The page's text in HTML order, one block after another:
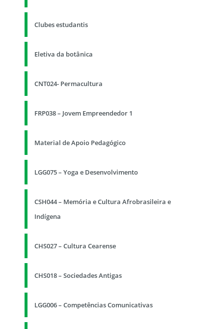
Clubes estudantis
Eletiva da botânica
CNT024- Permacultura
FRP038 – Jovem Empreendedor 1
Material de Apoio Pedagógico
LGG075 – Yoga e Desenvolvimento
CSH044 – Memória e Cultura Afrobrasileira e
Indígena
CHS027 – Cultura Cearense
CHS018 – Sociedades Antigas
LGG006 – Competências Comunicativas